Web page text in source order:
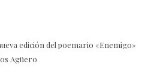
edición del poemario «Enemigo»
Agüero